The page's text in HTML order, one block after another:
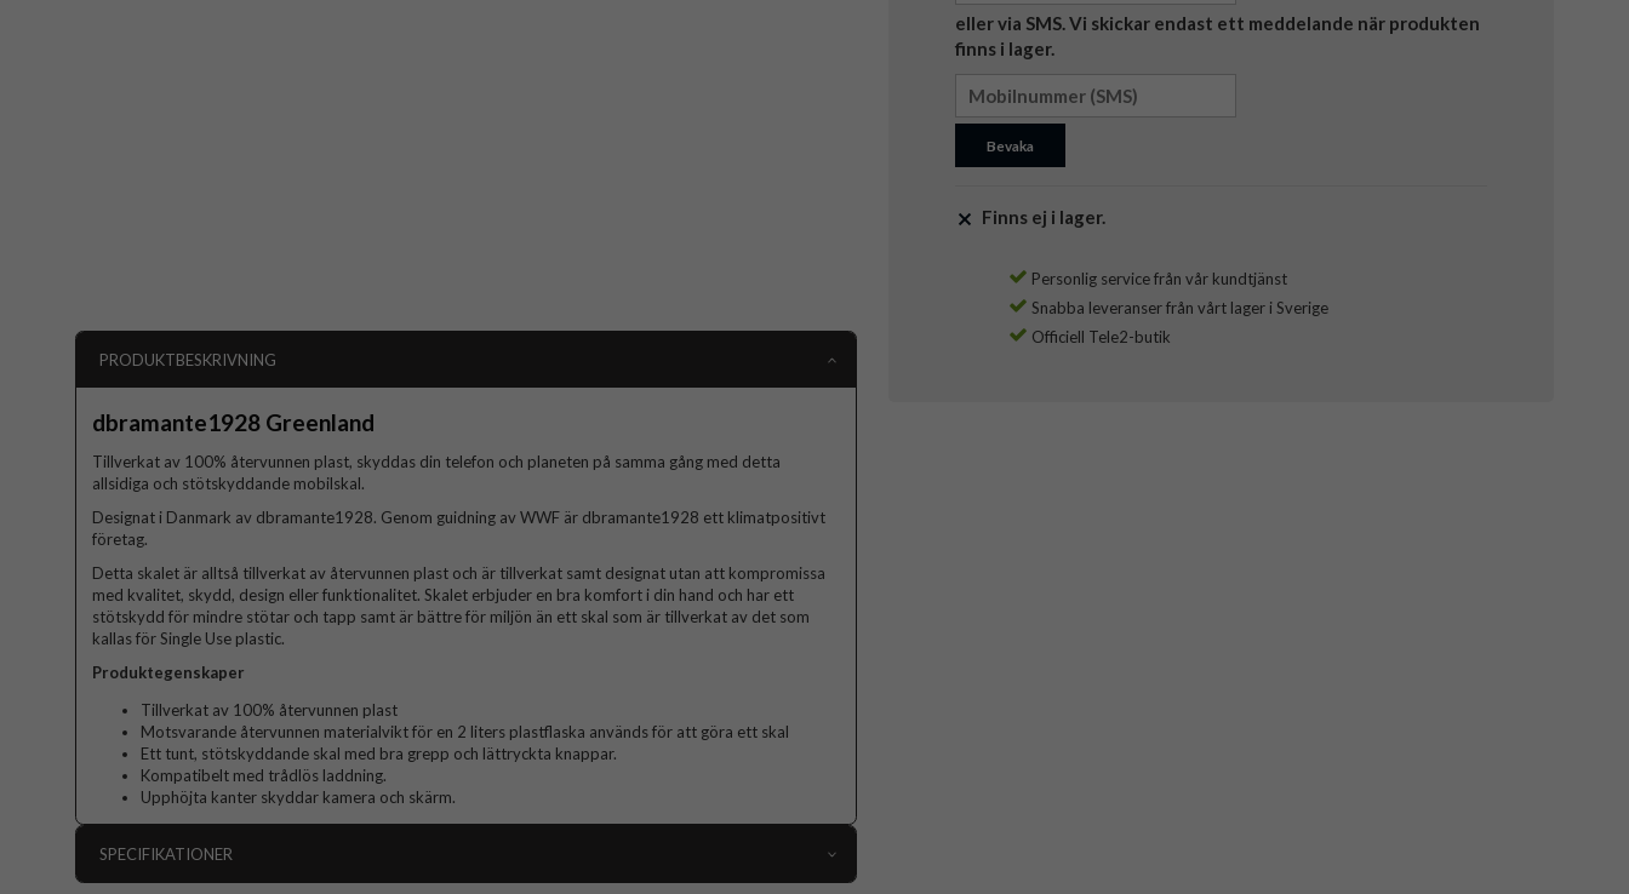
eller via SMS. Vi skickar endast ett meddelande när produkten
finns i lager.
Bevaka
Finns ej i lager.
Personlig service från vår kundtjänst
Snabba leveranser från vårt lager i Sverige
Officiell Tele2-butik
PRODUKTBESKRIVNING
dbramante1928 Greenland
Tillverkat av 100% återvunnen plast, skyddas din telefon och planeten på samma gång med detta
allsidiga och stötskyddande mobilskal.
Designat i Danmark av dbramante1928. Genom guidning av WWF är dbramante1928 ett klimatpositivt
företag.
Detta skalet är alltså tillverkat av återvunnen plast och är tillverkat samt designat utan att kompromissa
med kvalitet, skydd, design eller funktionalitet. Skalet erbjuder en bra komfort i din hand och har ett
stötskydd för mindre stötar och tapp samt är bättre för miljön än ett skal som är tillverkat av det som
kallas för Single Use plastic.
Produktegenskaper
Tillverkat av 100% återvunnen plast
Motsvarande återvunnen materialvikt för en 2 liters plastflaska används för att göra ett skal
Ett tunt, stötskyddande skal med bra grepp och lättryckta knappar.
Kompatibelt med trådlös laddning.
Upphöjta kanter skyddar kamera och skärm.
SPECIFIKATIONER